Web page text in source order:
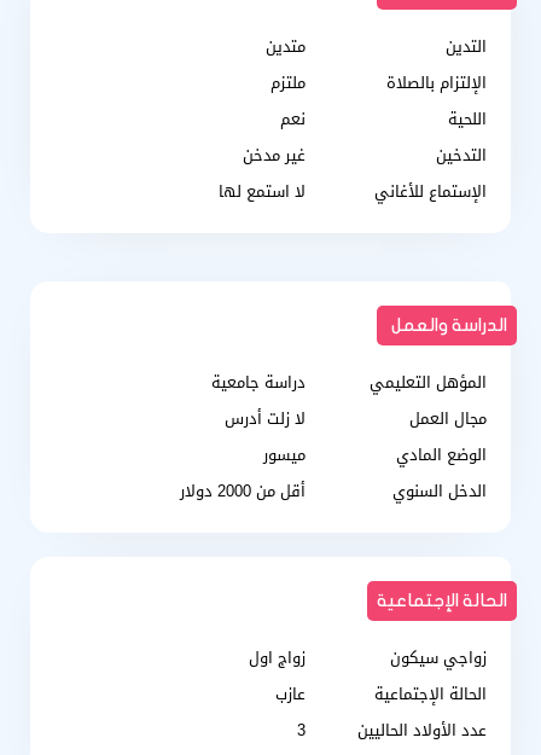
التدين
متدين
الإلتزام بالصلاة
ملتزم
اللحية
نعم
التدخين
غير مدخن
الإستماع للأغاني
لا استمع لها
الدراسة والعمل
المؤهل التعليمي
دراسة جامعية
مجال العمل
لا زلت أدرس
الوضع المادي
ميسور
الدخل السنوي
أقل من 2000 دولار
الحالة الإجتماعية
زواجي سيكون
زواج اول
الحالة الإجتماعية
عازب
عدد الأولاد الحاليين
3